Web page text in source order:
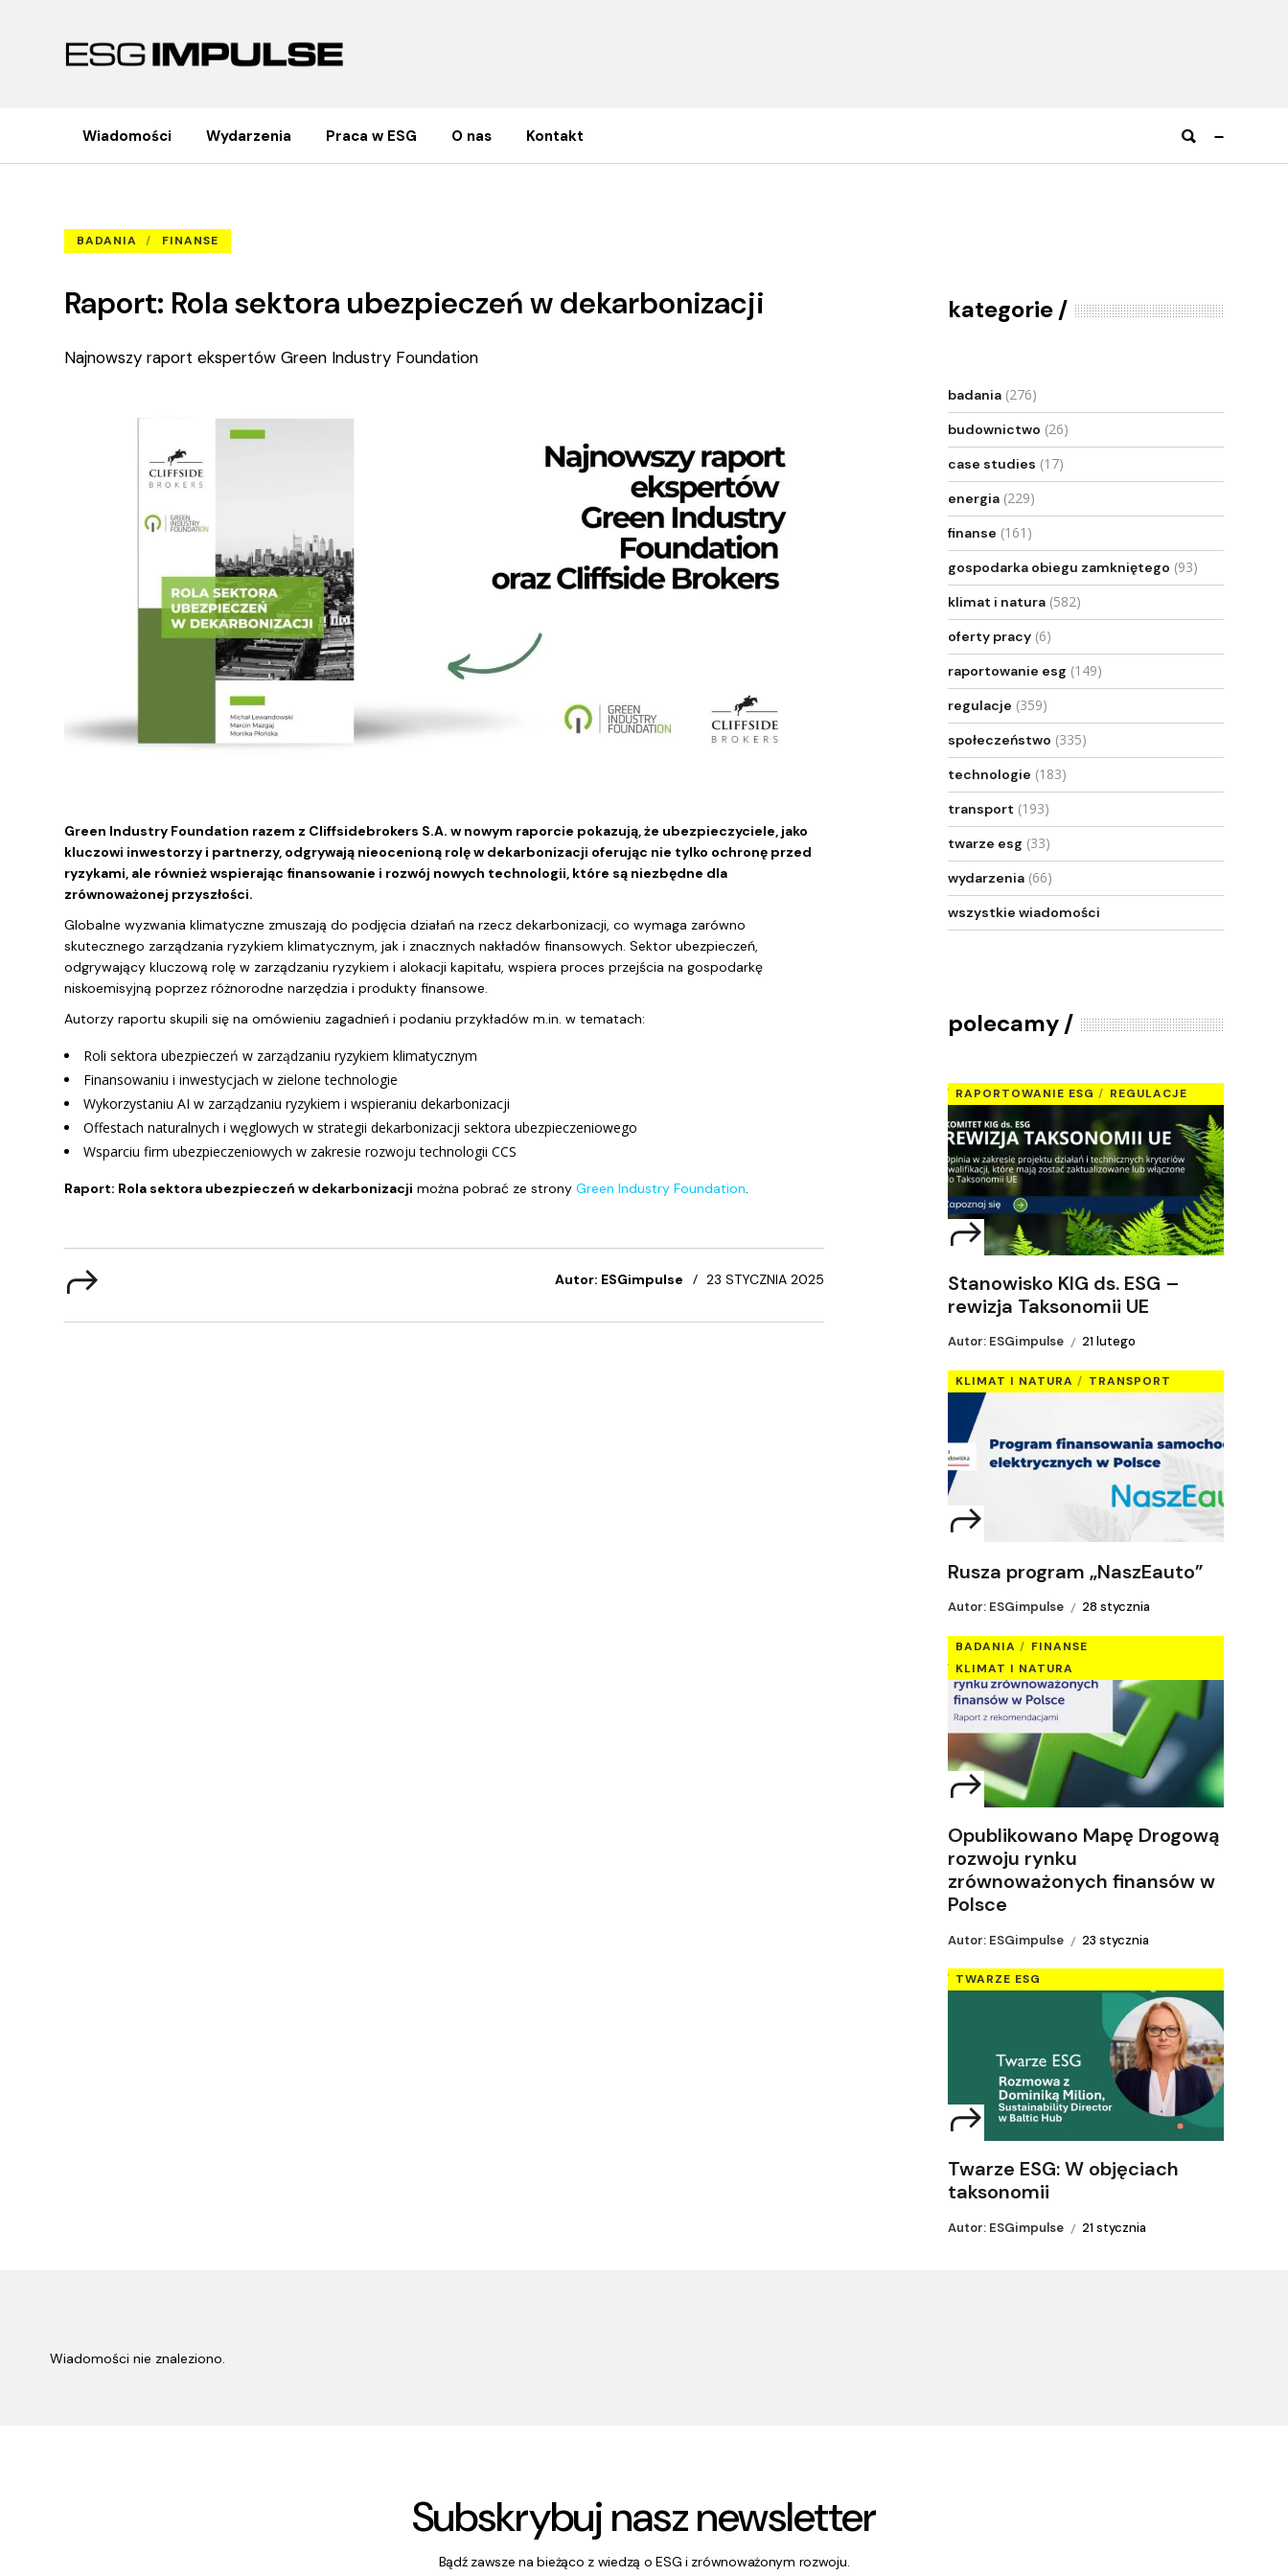
Wiadomości Wydarzenia Praca w ESG O nas Kontakt
BADANIA FINANSE
Raport: Rola sektora ubezpieczeń w dekarbonizacji
Najnowszy raport ekspertów Green Industry Foundation
Green Industry Foundation razem z Cliffsidebrokers S.A. w nowym raporcie pokazują, że ubezpieczyciele, jako
kluczowi inwestorzy i partnerzy, odgrywają nieocenioną rolę w dekarbonizacji oferując nie tylko ochronę przed
ryzykami, ale również wspierając finansowanie i rozwój nowych technologii, które są niezbędne dla
zrównoważonej przyszłości.
Globalne wyzwania klimatyczne zmuszają do podjęcia działań na rzecz dekarbonizacji, co wymaga zarówno
skutecznego zarządzania ryzykiem klimatycznym, jak i znacznych nakładów finansowych. Sektor ubezpieczeń,
odgrywający kluczową rolę w zarządzaniu ryzykiem i alokacji kapitału, wspiera proces przejścia na gospodarkę
niskoemisyjną poprzez różnorodne narzędzia i produkty finansowe.
Autorzy raportu skupili się na omówieniu zagadnień i podaniu przykładów m.in. w tematach:
Roli sektora ubezpieczeń w zarządzaniu ryzykiem klimatycznym
Finansowaniu i inwestycjach w zielone technologie
Wykorzystaniu AI w zarządzaniu ryzykiem i wspieraniu dekarbonizacji
Offestach naturalnych i węglowych w strategii dekarbonizacji sektora ubezpieczeniowego
Wsparciu firm ubezpieczeniowych w zakresie rozwoju technologii CCS
Raport: Rola sektora ubezpieczeń w dekarbonizacji można pobrać ze stronyGreen Industry Foundation
Autor: ESGimpulse 23 STYCZNIA 2025
kategorie
badania (276)
budownictwo (26)
case studies (17)
energia (229)
finanse (161)
gospodarka obiegu zamkniętego (93)
klimat i natura (582)
oferty pracy (6)
raportowanie esg (149)
regulacje (359)
społeczeństwo (335)
technologie (183)
transport (193)
twarze esg (33)
wydarzenia (66)
wszystkie wiadomości
polecamy
RAPORTOWANIE ESG REGULACJE
Stanowisko KIG ds. ESG –
rewizja Taksonomii UE
Autor: ESGimpulse 21 lutego
KLIMAT I NATURA TRANSPORT
Rusza program „NaszEauto”
Autor: ESGimpulse 28 stycznia
BADANIA
FINANSE
KLIMAT I NATURA
Opublikowano Mapę Drogową
rozwoju rynku
zrównoważonych finansów w
Polsce
Autor: ESGimpulse 23 stycznia
TWARZE ESG
Twarze ESG: W objęciach
taksonomii
Autor: ESGimpulse 21 stycznia
Wiadomości nie znaleziono.
Subskrybuj nasz newsletter
Bądź zawsze na bieżąco z wiedzą o ESG i zrównoważonym rozwoju.